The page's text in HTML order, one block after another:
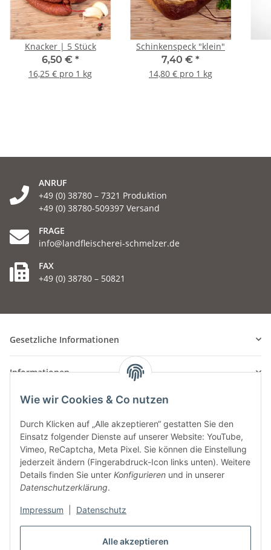
Alle akzeptieren
Wie wir Cookies & Co nutzen
Durch Klicken auf „Alle akzeptieren“ gestatten Sie den
Einsatz folgender Dienste auf unserer Website: YouTube,
Vimeo, ReCaptcha, Meta Pixel. Sie können die Einstellung
jederzeit ändern (Fingerabdruck-Icon links unten). Weitere
Details finden Sie unter Konfigurieren und in unserer
Datenschutzerklärung.
Impressum Datenschutz
Knacker | 5 Stück
6,50 € *
16,25 € pro 1 kg
Schinkenspeck "klein"
7,40 € *
14,80 € pro 1 kg
ANRUF
+49 (0) 38780 – 7321 Produktion
+49 (0) 38780-509397 Versand
FRAGE
info@landfleischerei-schmelzer.de
FAX
+49 (0) 38780 – 50821
Gesetzliche Informationen
Informationen